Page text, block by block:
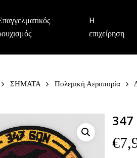
Η
επιχείρηση
ΣΗΜΑΤΑ Πολεμική Αεροπορία
347
€